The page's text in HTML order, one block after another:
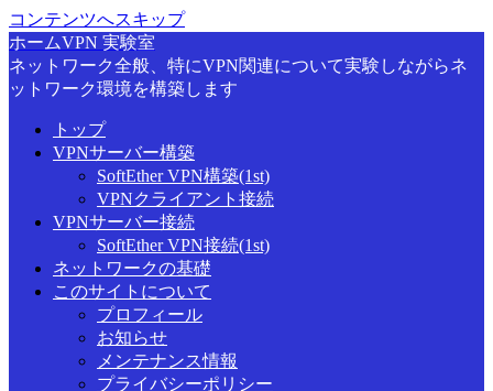
コンテンツへスキップ
ホームVPN 実験室
ネットワーク全般、特にVPN関連について実験しながらネ
ットワーク環境を構築します
トップ
VPNサーバー構築
SoftEther VPN構築(1st)
VPNクライアント接続
VPNサーバー接続
SoftEther VPN接続(1st)
ネットワークの基礎
このサイトについて
プロフィール
お知らせ
メンテナンス情報
プライバシーポリシー